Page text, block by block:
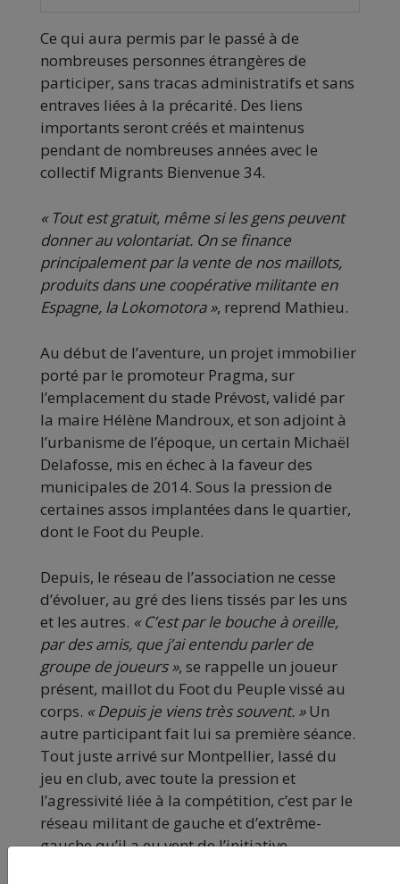
Ce qui aura permis par le passé à de
nombreuses personnes étrangères de
participer, sans tracas administratifs et sans
entraves liées à la précarité. Des liens
importants seront créés et maintenus
pendant de nombreuses années avec le
collectif Migrants Bienvenue 34.
« Tout est gratuit, même si les gens peuvent
donner au volontariat. On se finance
principalement par la vente de nos maillots,
produits dans une coopérative militante en
Espagne, la Lokomotora », reprend Mathieu.
Au début de l’aventure, un projet immobilier
porté par le promoteur Pragma, sur
l’emplacement du stade Prévost, validé par
la maire Hélène Mandroux, et son adjoint à
l’urbanisme de l’époque, un certain Michaël
Delafosse, mis en échec à la faveur des
municipales de 2014. Sous la pression de
certaines assos implantées dans le quartier,
dont le Foot du Peuple.
Depuis, le réseau de l’association ne cesse
d’évoluer, au gré des liens tissés par les uns
et les autres. « C’est par le bouche à oreille,
par des amis, que j’ai entendu parler de
groupe de joueurs », se rappelle un joueur
présent, maillot du Foot du Peuple vissé au
corps. « Depuis je viens très souvent. »Un
autre participant fait lui sa première séance.
Tout juste arrivé sur Montpellier, lassé du
jeu en club, avec toute la pression et
l’agressivité liée à la compétition, c’est par le
réseau militant de gauche et d’extrême-
gauche qu’il a eu vent de l’initiative.